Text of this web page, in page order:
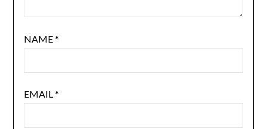
NAME*
EMAIL *